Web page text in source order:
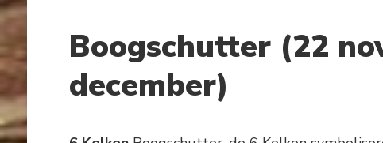
Boogschutter (22
december)